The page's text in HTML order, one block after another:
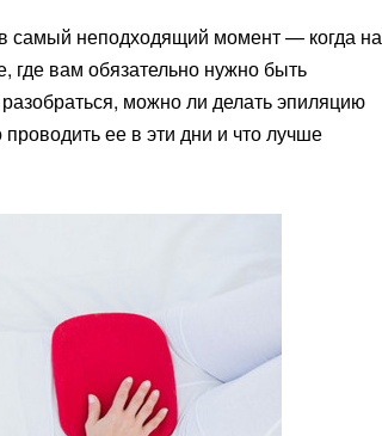
самый неподходящий момент — когда на
где вам обязательно нужно быть
можно ли делать эпиляцию
ее в эти дни и что лучше